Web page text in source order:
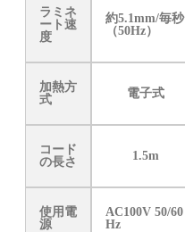
ラミネ
ート速
度
約5.1mm/毎秒
（50Hz）
加熱方
式
電子式
コード
の長さ
1.5m
使用電
源
AC100V 50/60
Hz